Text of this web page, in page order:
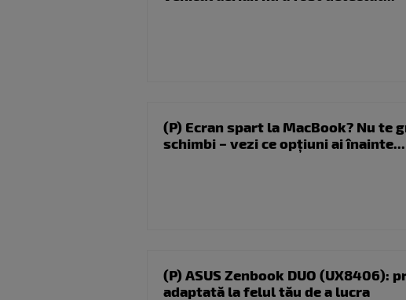
(P) Ecran spart la MacBook? Nu te
schimbi – vezi ce opțiuni ai înainte...
(P) ASUS Zenbook DUO (UX8406):
adaptată la felul tău de a lucra